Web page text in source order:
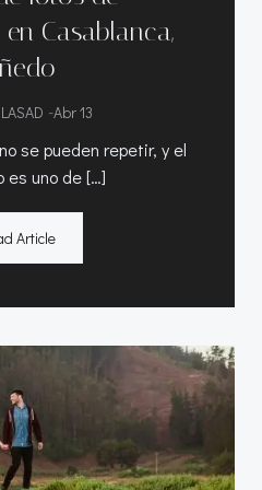
Casablanca,
-Abr 13
se pueden repetir, y el
es uno de […]
Article